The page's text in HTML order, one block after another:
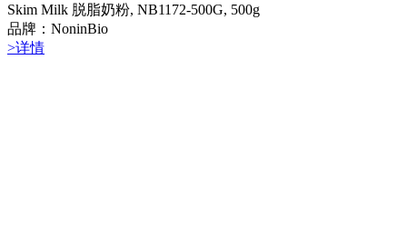
Skim Milk 脱脂奶粉, NB1172-500G, 500g
品牌：NoninBio
>详情